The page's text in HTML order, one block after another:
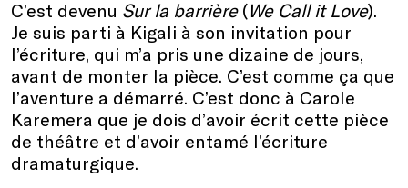
C’est devenu Sur la barrière (We Call it Love).
Je suis parti à Kigali à son invitation pour
l’écriture, qui m’a pris une dizaine de jours,
avant de monter la pièce. C’est comme ça que
l’aventure a démarré. C’est donc à Carole
Karemera que je dois d’avoir écrit cette pièce
de théâtre et d’avoir entamé l’écriture
dramaturgique.